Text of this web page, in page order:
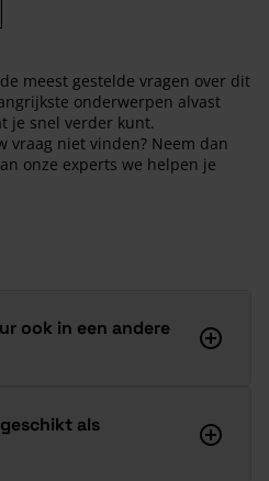
meest gestelde vragen over dit
onderwerpen alvast
je snel verder kunt.
vraag niet vinden? Neem dan
onze experts we helpen je
ook in een andere
als